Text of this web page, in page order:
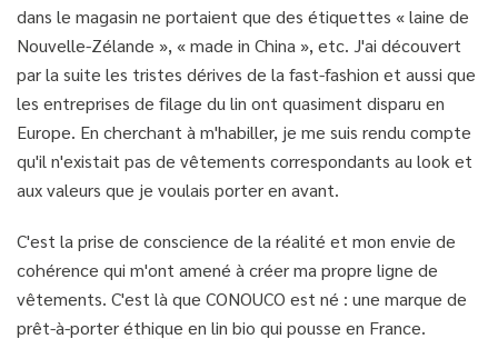
dans le magasin ne portaient que des étiquettes « laine de
Nouvelle-Zélande », « made in China », etc. J'ai découvert
par la suite les tristes dérives de la fast-fashion et aussi que
les entreprises de filage du lin ont quasiment disparu en
Europe. En cherchant à m'habiller, je me suis rendu compte
qu'il n'existait pas de vêtements correspondants au look et
aux valeurs que je voulais porter en avant.
C'est la prise de conscience de la réalité et mon envie de
cohérence qui m'ont amené à créer ma propre ligne de
vêtements. C'est là que CONOUCO est né : une marque de
prêt-à-porteréthique en lin bio qui pousse en France.